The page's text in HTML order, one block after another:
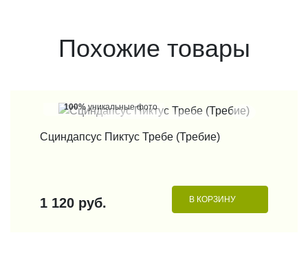
Похожие товары
100%уникальные фото
Филодендрон Империал Ред
1 810 руб. В КОРЗИНУ